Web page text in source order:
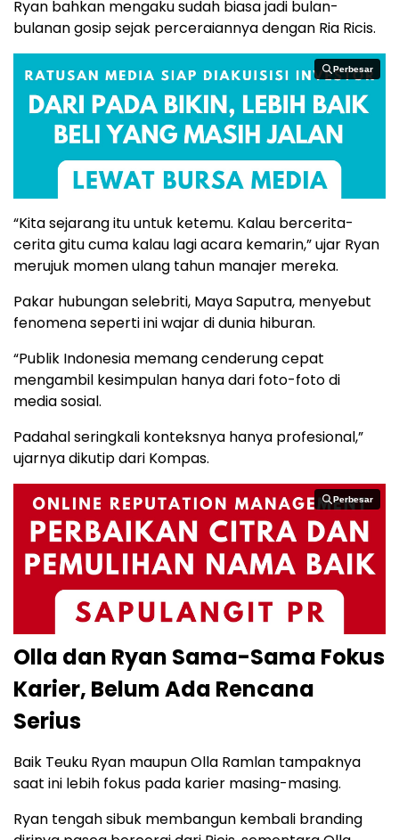
Ryan bahkan mengaku sudah biasa jadi bulan-
bulanan gosip sejak perceraiannya dengan Ria Ricis.
Perbesar
Perbesar
“Kita sejarang itu untuk ketemu. Kalau bercerita-
cerita gitu cuma kalau lagi acara kemarin,” ujar Ryan
merujuk momen ulang tahun manajer mereka.
Pakar hubungan selebriti, Maya Saputra, menyebut
fenomena seperti ini wajar di dunia hiburan.
“Publik Indonesia memang cenderung cepat
mengambil kesimpulan hanya dari foto-foto di
media sosial.
Padahal seringkali konteksnya hanya profesional,”
ujarnya dikutip dari Kompas.
Perbesar
Perbesar
Olla dan Ryan Sama-Sama Fokus
Karier, Belum Ada Rencana
Serius
Baik Teuku Ryan maupun Olla Ramlan tampaknya
saat ini lebih fokus pada karier masing-masing.
Ryan tengah sibuk membangun kembali branding